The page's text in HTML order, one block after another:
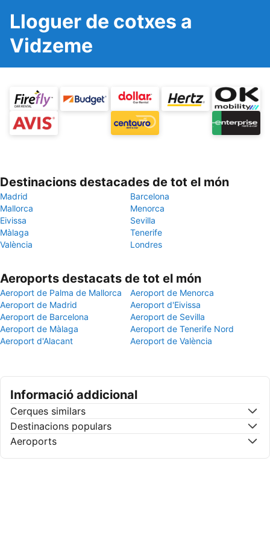
Lloguer de cotxes a
Vidzeme
Destinacions destacades de tot el món
Madrid
Barcelona
Mallorca
Menorca
Eivissa
Sevilla
Màlaga
Tenerife
València
Londres
Aeroports destacats de tot el món
Aeroport de Palma de Mallorca
Aeroport de Menorca
Aeroport de Madrid
Aeroport d'Eivissa
Aeroport de Barcelona
Aeroport de Sevilla
Aeroport de Màlaga
Aeroport de Tenerife Nord
Aeroport d'Alacant
Aeroport de València
Informació addicional
Cerques similars
Destinacions populars
Aeroports